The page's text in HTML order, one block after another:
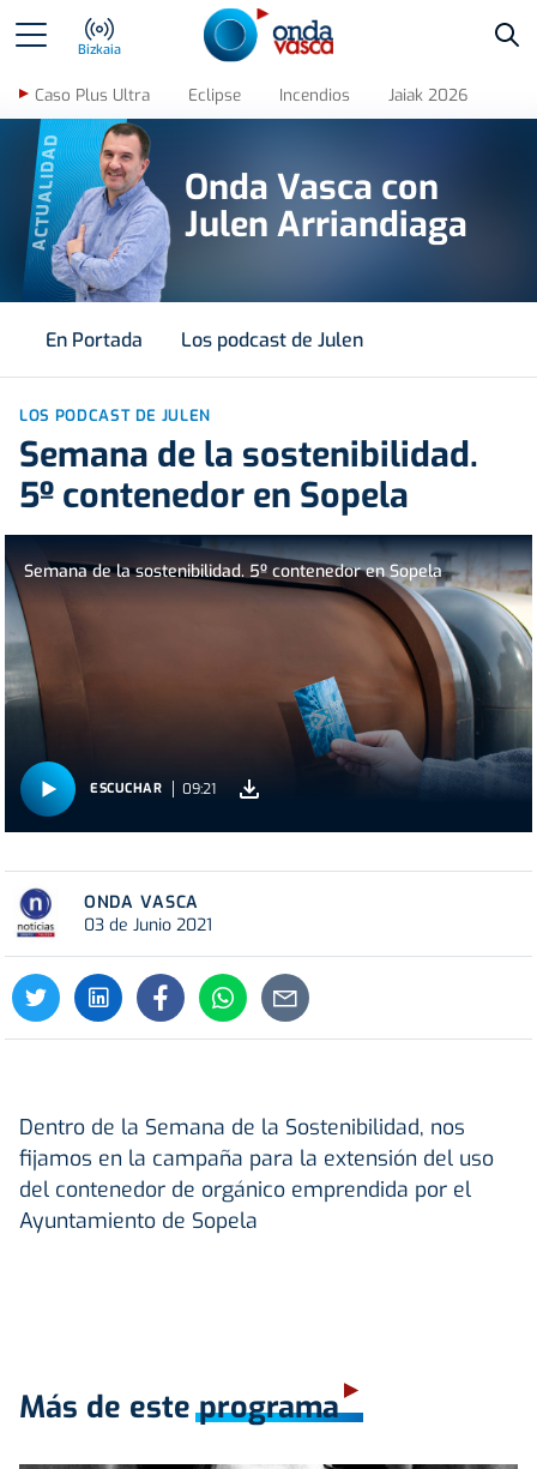
Bizkaia
Caso Plus Ultra Eclipse Incendios Jaiak 2026
ACTUALIDAD
Onda Vasca con
Julen Arriandiaga
En Portada Los podcast de Julen
LOS PODCAST DE JULEN
Semana de la sostenibilidad.
5º contenedor en Sopela
Semana de la sostenibilidad. 5º contenedor en Sopela
ESCUCHAR 09:21
ONDA VASCA
03 de Junio 2021
Dentro de la Semana de la Sostenibilidad, nos
fijamos en la campaña para la extensión del uso
del contenedor de orgánico emprendida por el
Ayuntamiento de Sopela
Más de este programa